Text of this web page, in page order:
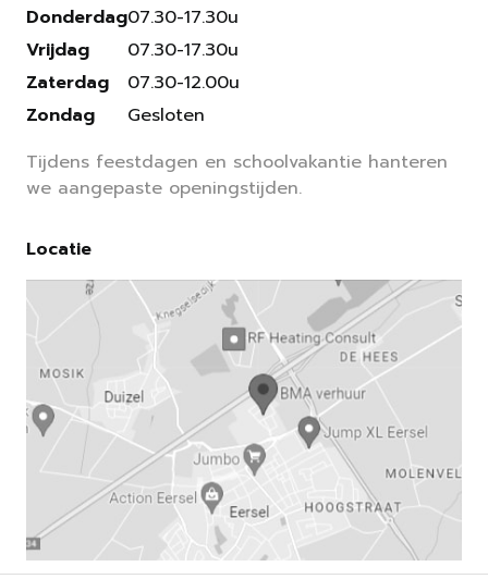
Donderdag
Vrijdag
Zaterdag
Zondag
07.30-17.30u
07.30-17.30u
07.30-12.00u
Gesloten
Tijdens feestdagen en schoolvakantie hanteren
we aangepaste openingstijden.
Locatie